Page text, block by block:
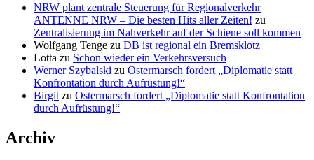
NRW plant zentrale Steuerung für Regionalverkehr
ANTENNE NRW – Die besten Hits aller Zeiten! zu
Zentralisierung im Nahverkehr auf der Schiene soll kommen
Wolfgang Tenge zu DB ist regional ein Bremsklotz
Lotta zu Schon wieder ein Verkehrsversuch
Werner Szybalski zu Ostermarsch fordert „Diplomatie statt
Konfrontation durch Aufrüstung!“
Birgit zu Ostermarsch fordert „Diplomatie statt Konfrontation
durch Aufrüstung!“
Archiv